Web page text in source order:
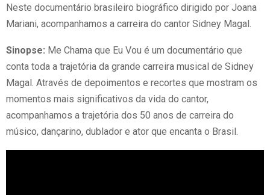
Neste documentário brasileiro biográfico dirigido por Joana
Mariani, acompanhamos a carreira do cantor Sidney Magal.
Sinopse: Me Chama que Eu Vou é um documentário que
conta toda a trajetória da grande carreira musical de Sidney
Magal. Através de depoimentos e recortes que mostram os
momentos mais significativos da vida do cantor,
acompanhamos a trajetória dos 50 anos de carreira do
músico, dançarino, dublador e ator que encanta o Brasil.